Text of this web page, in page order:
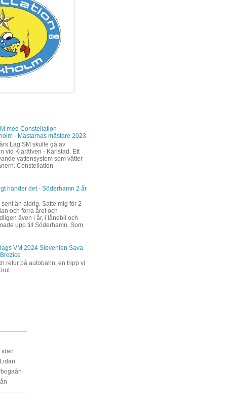
med Constellation
- Mästarnas mästare 2023
Lag SM skulle gå av
vid Klarälven - Karlstad. Ett
vattensystem som vätter
Constellation
händer det - Söderhamn 2 år
sent än aldrig. Satte mig för 2
och förra året och
även i år, i lånebil och
upp till Söderhamn. Som
VM 2024 Slovenien Sava
retur på autobahn, en tripp vi